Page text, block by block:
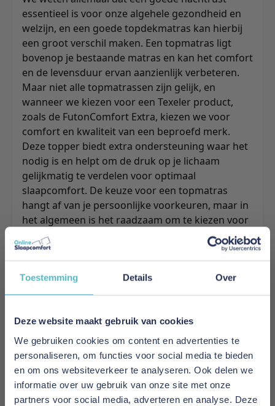
Toestemming Details Over
Deze website maakt gebruik van cookies
We gebruiken cookies om content en advertenties te
personaliseren, om functies voor social media te bieden
en om ons websiteverkeer te analyseren. Ook delen we
informatie over uw gebruik van onze site met onze
partners voor social media, adverteren en analyse. Deze
essentieel is voor onze algehele gezondheid en
welzijn, en een goede topdekmatras kan hierbij
een groot verschil maken. Een topmatras ligt
bovenop je bestaande matras en kan het comfort
en de levensduur ervan aanzienlijk verbeteren.
Maar niet alle topmatrassen zijn gelijk, en
wanneer we kiezen voor een Texeler product,
zoals de FutonComfort Extra, kiezen we voor
comfort en kwaliteit van een beproefd merk.
Deze topper biedt extra ondersteuning waar het
nodig is en helpt om de druk op je lichaam
gelijkmatig te verdelen voor optimaal
slaapcomfort. De keuze voor een topmatras
hangt af van je persoonlijke voorkeuren, maar in
het algemeen is het raadzaam om te kiezen voor
een matras van hoge kwaliteit zoals de
FutonComfort Extra.
Het merk Texeler: Innovatie en
Verantwoordelijkheid
Texeler is begaan met het produceren van
slapen. Het brede scala aan producten van
Texeler, van ergonomische hoofdkussens tot
luxueuze dekbedden, heeft een sterke reputatie
opgebouwd voor comfort, kwaliteit en
duurzaamheid. De Texeler Dekbed FutonComfort
Extra getuigt van dit engagement door het